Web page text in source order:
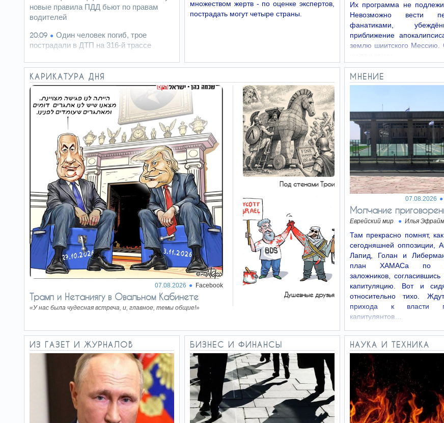
новые правила ПДД бьют по правам
водителей
20:09
Один человек погиб, трое
пострадали в ДТП на 316-й трассе
19:31
Пожилой водитель и погибшая
Диана: появилась видеосъемка
автобусного ДТП в Ашкелоне
19:12
В Ашдоде перевернулся
квадроцикл: двое детей получили
тяжелые травмы
Эмоциональная встреча Эяля
Замира с дочерью погибшего
подчиненного
Певец Авишай Леви погиб в ДТП
в Иерусалиме
множеством жертв - по оценке экспертов,
пострадать могут четыре страны.
Их программа не
Невозможно вести
фанатиками,
приближение
землю шиитского Мессию.
КАРИКАТУРА ДНЯ
07.08.2026 Facebook
Трамп и Нетаниягу в Овальном Кабинете
«У нас была чудесная встреча, и, главное, темы общие!»
Под стенами Трои
Душевные друзья
МНЕНИЕ
07.08.2026
Молчание
Еврейский мир Илья
Там прекрасно помнят,
сегодняшней оппозиции,
Лапид, Голан и
план ХАМАСа по
заложников,
капитуляцию. Вот и
относительно тихо.
прихода к власти
капитулянтов…
ИЗ ГАЗЕТ И ЖУРНАЛОВ БИЗНЕС И ФИНАНСЫ НАУКА И ТЕХНИКА